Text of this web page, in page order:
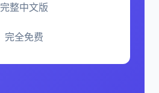
完整中文版
完全免费